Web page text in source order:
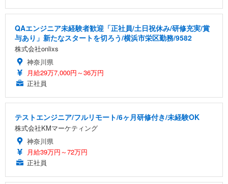
QAエンジニア未経験者歓迎「正社員/土日祝休み/研修充実/賞
与あり」新たなスタートを切ろう/横浜市栄区勤務/9582
株式会社onlixs
神奈川県
月給29万7,000円～36万円
正社員
テストエンジニア/フルリモート/6ヶ月研修付き/未経験OK
株式会社KMマーケティング
神奈川県
月給39万円～72万円
正社員